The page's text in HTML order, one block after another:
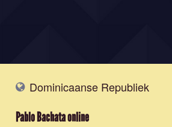
Dominicaanse Republiek
Pablo Bachataonline